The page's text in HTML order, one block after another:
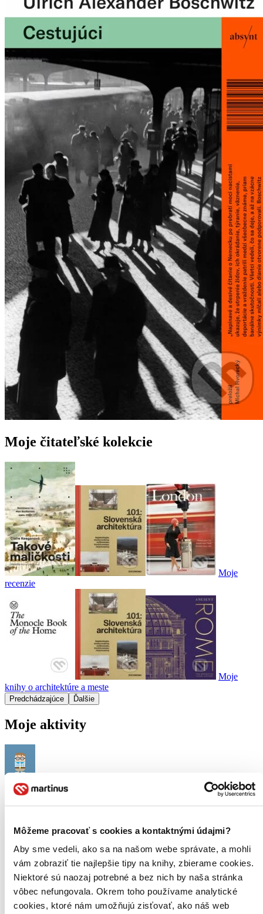
Môžeme pracovať s cookies a kontaktnými údajmi?
Aby sme vedeli, ako sa na našom webe správate, a mohli
vám zobraziť tie najlepšie tipy na knihy, zbierame cookies.
Niektoré sú naozaj potrebné a bez nich by naša stránka
vôbec nefungovala. Okrem toho používame analytické
cookies, ktoré nám umožňujú zisťovať, ako náš web
Moje čitateľské kolekcie
Moje
recenzie
Moje
knihy o architektúre a meste
Predchádzajúce Ďalšie
Moje aktivity
Patrik Ölveckýprečítal knihu